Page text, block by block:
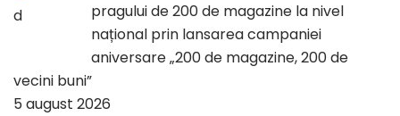
pragului de 200 de magazine la nivel
național prin lansarea campaniei
aniversare „200 de magazine, 200 de
vecini buni”
5 august 2026